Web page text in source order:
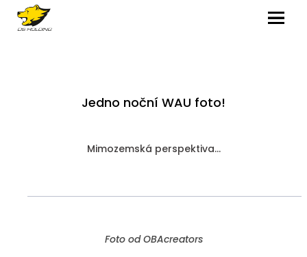
MENU
Jedno noční WAU foto!
Mimozemská perspektiva...
Foto od OBAcreators